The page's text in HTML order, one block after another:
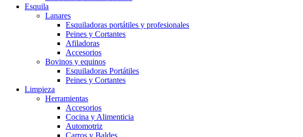
Esquila
Lanares
Esquiladoras portátiles y profesionales
Peines y Cortantes
Afiladoras
Accesorios
Bovinos y equinos
Esquiladoras Portátiles
Peines y Cortantes
Limpieza
Herramientas
Accesorios
Cocina y Alimenticia
Automotriz
Carros y Baldes